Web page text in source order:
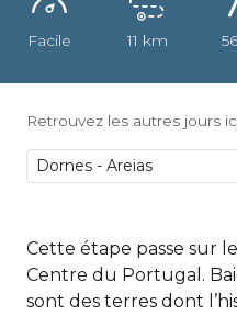
Facile 11 km
Retrouvez les autres jours
Cette étape passe sur
Centre du Portugal.
sont des terres dont